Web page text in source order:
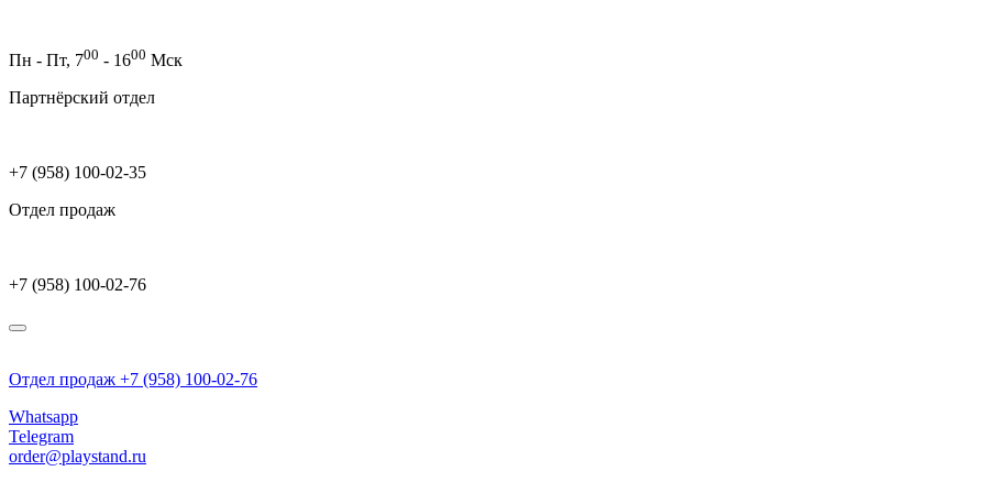
Пн - Пт, 700 - 1600 Мск
Партнёрский отдел
+7 (958) 100-02-35
Отдел продаж
+7 (958) 100-02-76
Отдел продаж +7 (958) 100-02-76
Whatsapp
Telegram
order@playstand.ru